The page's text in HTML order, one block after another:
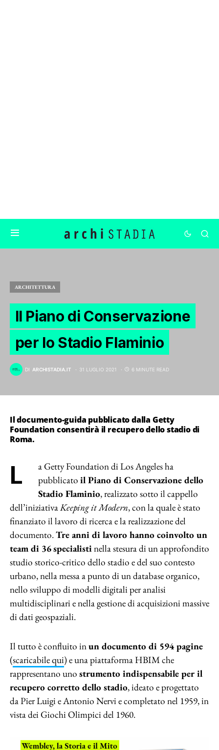
ARCHITETTURA
Il Piano di Conservazione
per lo Stadio Flaminio
DI ARCHISTADIA.IT 31 LUGLIO 2021 6 MINUTE READ
Il documento-guida pubblicato dalla Getty
Foundation consentirà il recupero dello stadio di
Roma.
La Getty Foundation di Los Angeles ha pubblicatoil Piano di Conservazione dello
Stadio Flaminio, realizzato sotto il cappello
dell’iniziativaKeeping it Modern, con la quale è stato
finanziato il lavoro di ricerca e la realizzazione del
documento.Tre anni di lavoro hanno coinvolto un
team di 36specialistinella stesura di un approfondito
studio storico-critico dello stadio e del suo contesto
urbano, nella messa a punto di un database organico,
nello sviluppo di modelli digitali per analisi
multidisciplinari e nella gestione di acquisizioni massive
di dati geospaziali.
Il tutto è confluito inun documento di 594 pagine
(scaricabile qui) e una piattaforma HBIM che
rappresentano uno strumento indispensabile per il
recupero corretto dello stadio, ideato e progettato
da Pier Luigi e Antonio Nervi e completato nel 1959, in
vista dei Giochi Olimpici del 1960.